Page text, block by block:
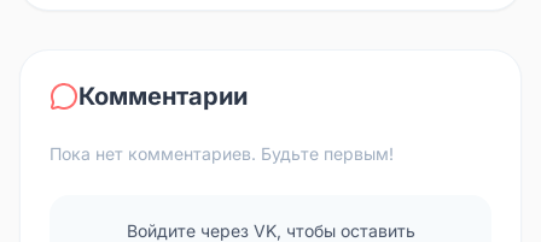
Комментарии
Пока нет комментариев. Будьте первым!
Войдите через VK, чтобы оставить